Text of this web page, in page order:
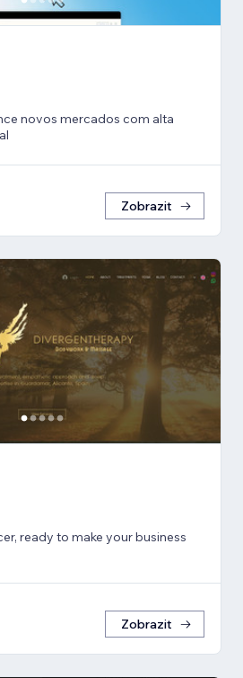
novos mercados com alta
Zobrazit
ready to make your business
Zobrazit